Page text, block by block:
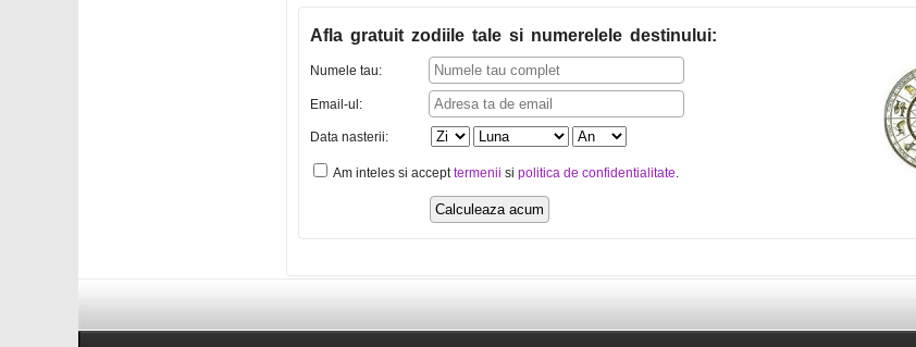
Afla gratuit zodiile tale si numerelele destinului:
Numele tau:
Email-ul:
Data nasterii:
Am inteles si accepttermenii si politica de confidentialitate.